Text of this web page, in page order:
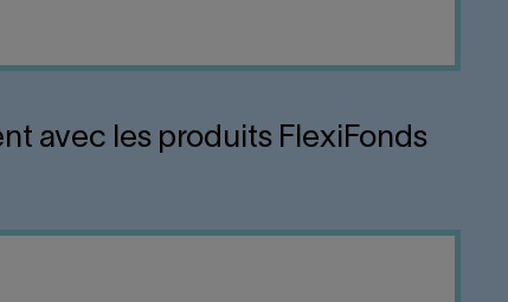
avec les produits FlexiFonds